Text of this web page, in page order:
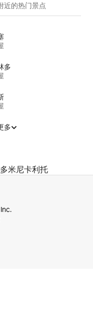
近的热门景点
多
多
多米尼卡利托